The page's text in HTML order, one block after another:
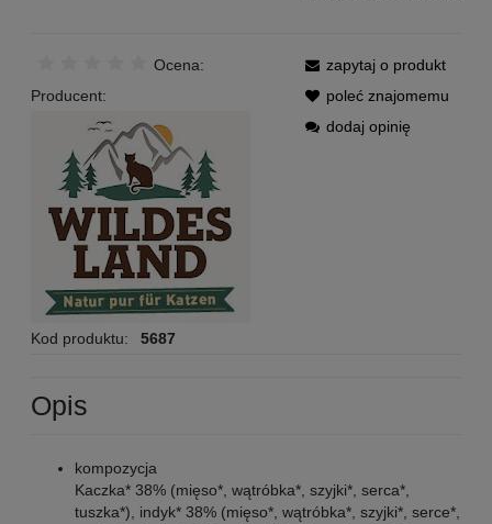
Ocena:
Producent:
Kod produktu: 5687
zapytaj o produkt
poleć znajomemu
dodaj opinię
Opis
kompozycja
Kaczka* 38% (mięso*, wątróbka*, szyjki*, serca*,
tuszka*), indyk* 38% (mięso*, wątróbka*, szyjki*, serce*,